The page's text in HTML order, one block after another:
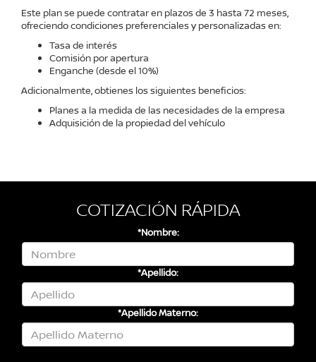
Este plan se puede contratar en plazos de 3 hasta 72 meses,
ofreciendo condiciones preferenciales y personalizadas en:
Tasa de interés
Comisión por apertura
Enganche (desde el 10%)
Adicionalmente, obtienes los siguientes beneficios:
Planes a la medida de las necesidades de la empresa
Adquisición de la propiedad del vehículo
COTIZACIÓN RÁPIDA
*Nombre:
*Apellido:
*Apellido Materno: